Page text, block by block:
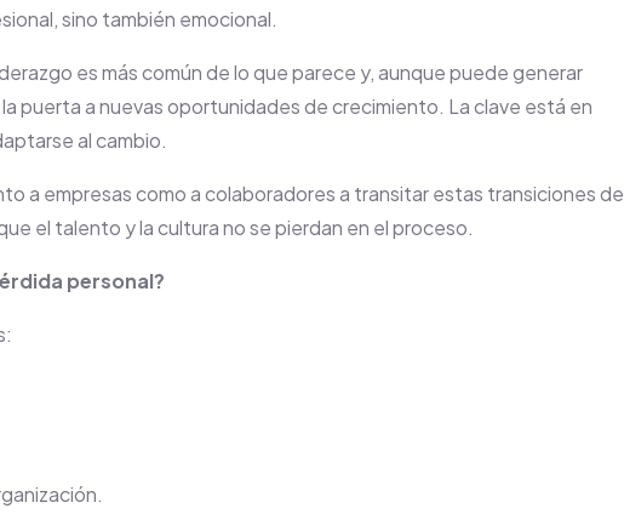
sino también emocional.
es más común de lo que parece y, aunque puede generar
puerta a nuevas oportunidades de crecimiento. La clave está en
al cambio.
a empresas como a colaboradores a transitar estas transiciones de
el talento y la cultura no se pierdan en el proceso.
personal?